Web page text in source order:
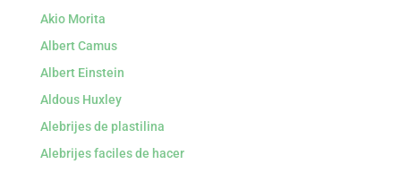
Akio Morita
Albert Camus
Albert Einstein
Aldous Huxley
Alebrijes de plastilina
Alebrijes faciles de hacer